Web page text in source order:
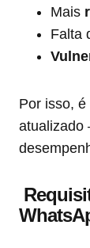
Mais
Falta
Por isso,
atualizado